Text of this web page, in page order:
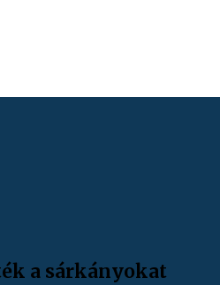
a sárkányokat